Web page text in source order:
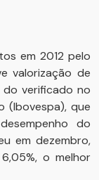
em 2012 pelo
valorização de
verificado no
(Ibovespa), que
do
em dezembro,
o melhor